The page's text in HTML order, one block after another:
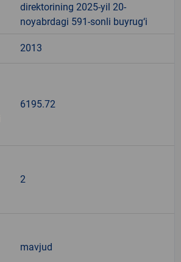
direktorining 2025-yil 20-
noyabrdagi 591-sonli buyrug‘i
2013
6195.72
2
mavjud